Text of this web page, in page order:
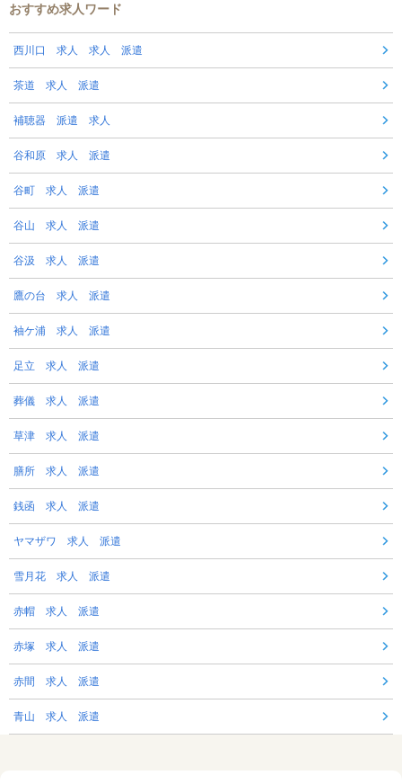
おすすめ求人ワード
西川口 求人 求人 派遣
茶道 求人 派遣
補聴器 派遣 求人
谷和原 求人 派遣
谷町 求人 派遣
谷山 求人 派遣
谷汲 求人 派遣
鷹の台 求人 派遣
袖ケ浦 求人 派遣
足立 求人 派遣
葬儀 求人 派遣
草津 求人 派遣
膳所 求人 派遣
銭函 求人 派遣
ヤマザワ 求人 派遣
雪月花 求人 派遣
赤帽 求人 派遣
赤塚 求人 派遣
赤間 求人 派遣
青山 求人 派遣